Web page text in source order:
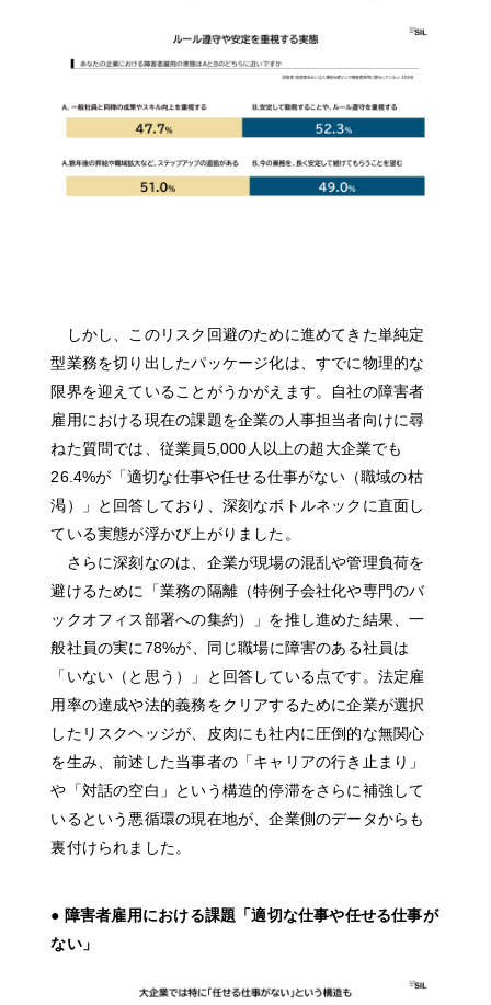
About
News
Company
Contact
JP EN
しかし、このリスク回避のために進めてきた単純定
型業務を切り出したパッケージ化は、すでに物理的な
限界を迎えていることがうかがえます。自社の障害者
雇用における現在の課題を企業の人事担当者向けに尋
ねた質問では、従業員5,000人以上の超大企業でも
26.4%が「適切な仕事や任せる仕事がない（職域の枯
渇）」と回答しており、深刻なボトルネックに直面し
ている実態が浮かび上がりました。
さらに深刻なのは、企業が現場の混乱や管理負荷を
避けるために「業務の隔離（特例子会社化や専門のバ
ックオフィス部署への集約）」を推し進めた結果、一
般社員の実に78%が、同じ職場に障害のある社員は
「いない（と思う）」と回答している点です。法定雇
用率の達成や法的義務をクリアするために企業が選択
したリスクヘッジが、皮肉にも社内に圧倒的な無関心
を生み、前述した当事者の「キャリアの行き止まり」
や「対話の空白」という構造的停滞をさらに補強して
いるという悪循環の現在地が、企業側のデータからも
裏付けられました。
● 障害者雇用における課題「適切な仕事や任せる仕事が
ない」